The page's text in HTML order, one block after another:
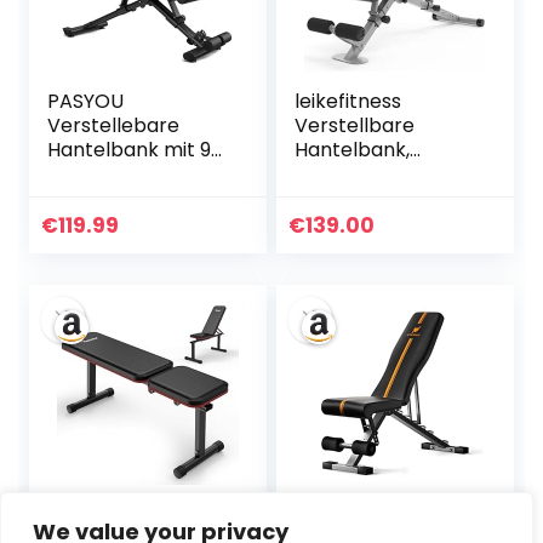
We value your privacy
Fitnessbank
PASYOU
Verstellebare
Hantelbank mit 90
Trainingsbank
are Bankdrücken
Bank für Zuhause
400KG
Gewichtbelastung
Langhantelablage
€119.99
leikefitness
Verstellbare
Hantelbank,
automatischer
Ganzkörperübung
en
€139.00